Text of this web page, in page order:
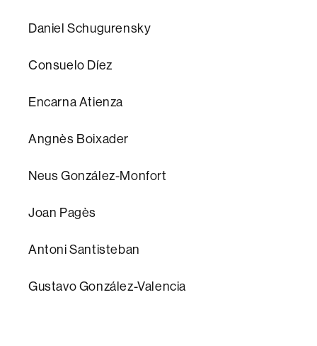
Daniel Schugurensky
Consuelo Díez
Encarna Atienza
Angnès Boixader
Neus González-Monfort
Joan Pagès
Antoni Santisteban
Gustavo González-Valencia